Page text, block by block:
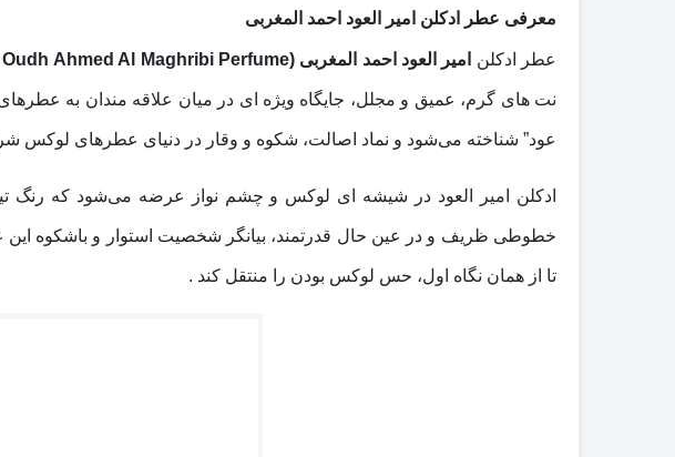
معرفی عطر ادکلن امیر العود احمد المغربی
عطر ادکلن امیر العود احمد المغربی (Ameer Al Oudh Ahmed Al Maghribi Perfume)
نت‌ های گرم، عمیق و مجلل، جایگاه ویژه‌ ای در میان علاقه‌ مندان به
عود” شناخته می‌شود و نماد اصالت، شکوه و وقار در دنیای عطرهای لوکس
ادکلن امیر العود در شیشه‌ ای لوکس و چشم‌ نواز عرضه می‌شود که
خطوطی ظریف و در عین حال قدرتمند، بیانگر شخصیت استوار و باشکوه
تا از همان نگاه اول، حس لوکس بودن را منتقل کند .